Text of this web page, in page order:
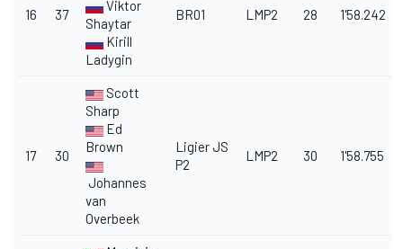
16 37
Viktor
Shaytar
Kirill
Ladygin
BR01 LMP2 28 1'58.242
17 30
Scott
Sharp
Ed
Brown
Johannes
van
Overbeek
Ligier JS
P2
LMP2 30 1'58.755